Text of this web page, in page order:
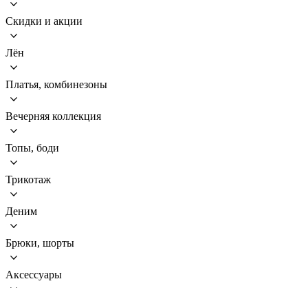
Скидки и акции
Лён
Платья, комбинезоны
Вечерняя коллекция
Топы, боди
Трикотаж
Деним
Брюки, шорты
Аксессуары